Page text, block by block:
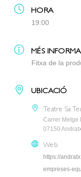
HORA
19:00
MÉS
Fitxa de la
UBICACIÓ
Teatre Sa
Carrer Metge
07150
Web
https://
empreses-